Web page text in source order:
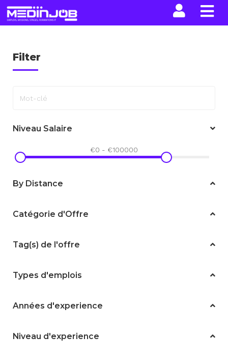
Filter
Niveau Salaire
€0 - €100000
By Distance
Catégorie d'Offre
Tag(s) de l'offre
Types d'emplois
Années d'experience
Niveau d'experience